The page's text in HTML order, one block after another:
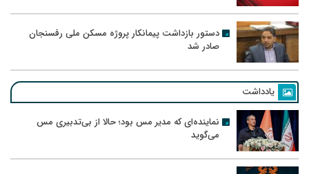
دستور بازداشت پیمانکار پروژه مسکن ملی رفسنجان
صادر شد
یادداشت
نماینده‌ای که مدیر مس بود؛ حالا از بی‌تدبیری مس
می‌گوید